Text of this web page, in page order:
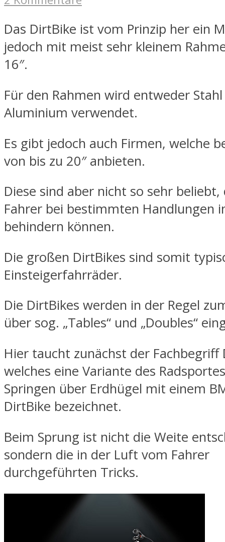
Das DirtBike ist vom Prinzip her ein
jedoch mit meist sehr kleinem
16″.
Für den Rahmen wird entweder
Aluminium verwendet.
Es gibt jedoch auch Firmen, welche
von bis zu 20″ anbieten.
Diese sind aber nicht so sehr beliebt,
Fahrer bei bestimmten Handlungen
behindern können.
Die großen DirtBikes sind somit
Einsteigerfahrräder.
Die DirtBikes werden in der Regel
über sog. „Tables“ und „Doubles“
Hier taucht zunächst der Fachbegriff
welches eine Variante des
Springen über Erdhügel mit einem
DirtBike bezeichnet.
Beim Sprung ist nicht die Weite
sondern die in der Luft vom Fahrer
durchgeführten Tricks.